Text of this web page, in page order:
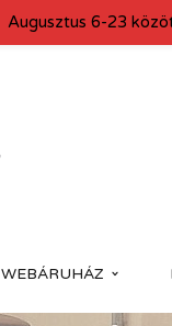
WEBÁRUHÁZ
Augusztus 6-23